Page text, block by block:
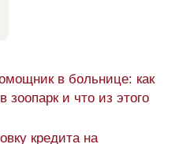
в больнице: как
зоопарк и что из этого
кредита на